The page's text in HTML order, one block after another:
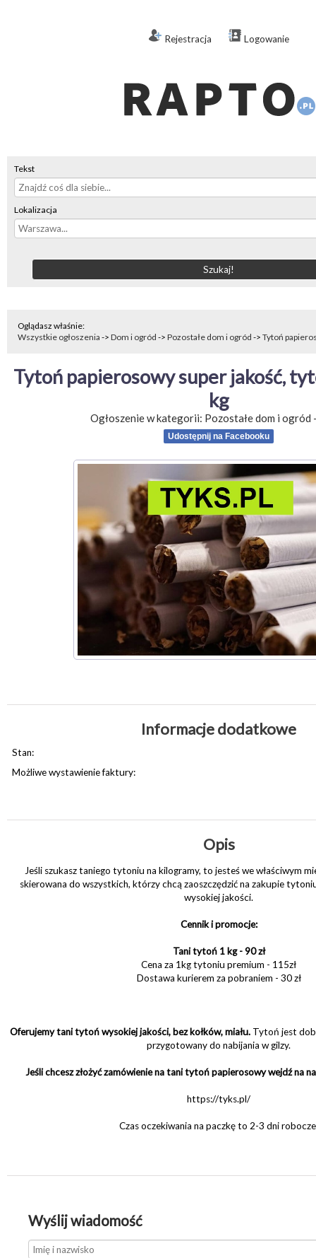
Rejestracja Logowanie
Tekst
Lokalizacja
Oglądasz właśnie:
Wszystkie ogłoszenia -> Dom i ogród -> Pozostałe dom i ogród -> Tytoń
Tytoń papierosowy super jakość,
kg
Ogłoszenie w kategorii: Pozostałe dom i ogród
Udostępnij na Facebooku
Informacje dodatkowe
Stan:
Możliwe wystawienie faktury:
Opis
Jeśli szukasz taniego tytoniu na kilogramy, to jesteś we właściwym
skierowana do wszystkich, którzy chcą zaoszczędzić na zakupie
wysokiej jakości.
Cennik i promocje:
Tani tytoń 1 kg - 90 zł
Cena za 1kg tytoniu premium - 115zł
Dostawa kurierem za pobraniem - 30 zł
Oferujemy tani tytoń wysokiej jakości, bez kołków, miału. Tytoń jest
przygotowany do nabijania w gilzy.
Jeśli chcesz złożyć zamówienie na tani tytoń papierosowy wejdź na
https://tyks.pl/
Czas oczekiwania na paczkę to 2-3 dni
Wyślij wiadomość